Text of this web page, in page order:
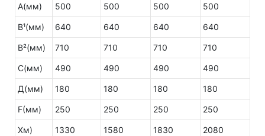
А(мм) 500 500 500 500
B¹(мм) 640 640 640 640
B²(мм) 710 710 710 710
С(мм) 490 490 490 490
Д(мм) 180 180 180 180
F(мм) 250 250 250 250
Хм) 1330 1580 1830 2080